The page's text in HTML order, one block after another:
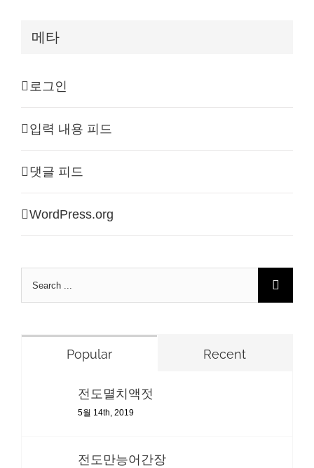
메타
로그인
입력 내용 피드
댓글 피드
WordPress.org
Search
Popular Recent
전도멸치액젓
5월 14th, 2019
전도만능어간장